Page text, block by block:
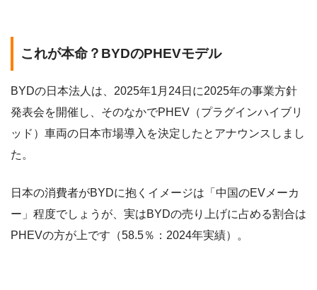
これが本命？BYDのPHEVモデル
BYDの日本法人は、2025年1月24日に2025年の事業方針
発表会を開催し、そのなかでPHEV（プラグインハイブリ
ッド）車両の日本市場導入を決定したとアナウンスしまし
た。
日本の消費者がBYDに抱くイメージは「中国のEVメーカ
ー」程度でしょうが、実はBYDの売り上げに占める割合は
PHEVの方が上です（58.5％：2024年実績）。